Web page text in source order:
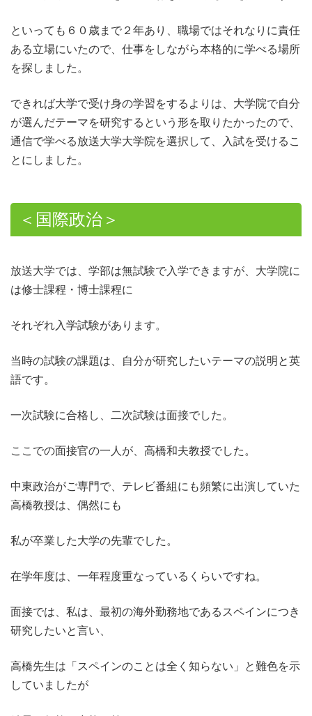
といっても６０歳まで２年あり、職場ではそれなりに責任
ある立場にいたので、仕事をしながら本格的に学べる場所
を探しました。
できれば大学で受け身の学習をするよりは、大学院で自分
が選んだテーマを研究するという形を取りたかったので、
通信で学べる放送大学大学院を選択して、入試を受けるこ
とにしました。
＜国際政治＞
放送大学では、学部は無試験で入学できますが、大学院に
は修士課程・博士課程に
それぞれ入学試験があります。
当時の試験の課題は、自分が研究したいテーマの説明と英
語です。
一次試験に合格し、二次試験は面接でした。
ここでの面接官の一人が、高橋和夫教授でした。
中東政治がご専門で、テレビ番組にも頻繁に出演していた
高橋教授は、偶然にも
私が卒業した大学の先輩でした。
在学年度は、一年程度重なっているくらいですね。
面接では、私は、最初の海外勤務地であるスペインにつき
研究したいと言い、
高橋先生は「スペインのことは全く知らない」と難色を示
していましたが